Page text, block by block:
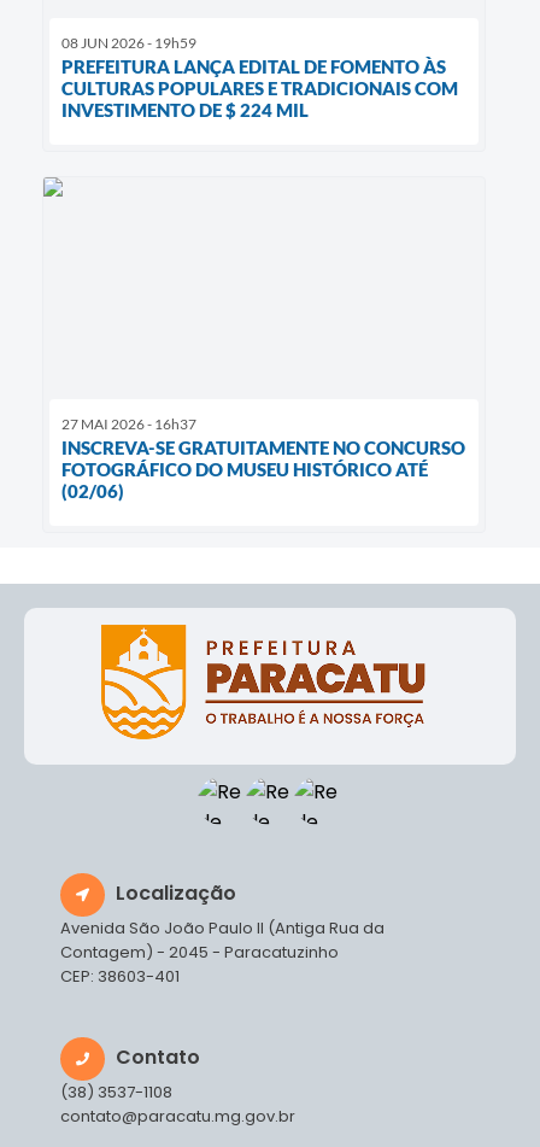
08 JUN 2026 - 19h59
PREFEITURA LANÇA EDITAL DE FOMENTO ÀS
CULTURAS POPULARES E TRADICIONAIS COM
INVESTIMENTO DE $ 224 MIL
27 MAI 2026 - 16h37
INSCREVA-SE GRATUITAMENTE NO CONCURSO
FOTOGRÁFICO DO MUSEU HISTÓRICO ATÉ
(02/06)
Localização
Avenida São João Paulo II (Antiga Rua da
Contagem) - 2045 - Paracatuzinho
CEP: 38603-401
Contato
(38) 3537-1108
contato@paracatu.mg.gov.br